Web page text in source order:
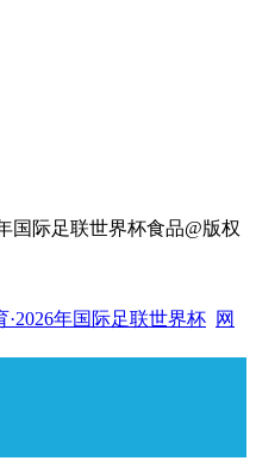
国际足联世界杯食品@版权
·2026年国际足联世界杯 网